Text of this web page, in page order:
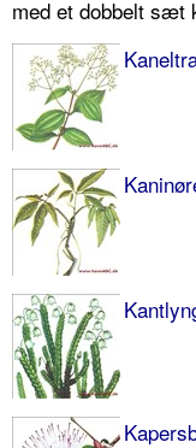
med et dobbelt sæt